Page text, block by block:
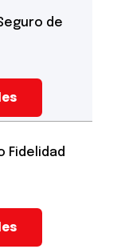
de
Fidelidad